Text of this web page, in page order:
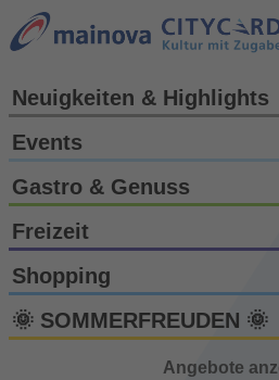
Neuigkeiten & Highlights
Events
Gastro & Genuss
Freizeit
Shopping
🌞 SOMMERFREUDEN 🌞
Angebote